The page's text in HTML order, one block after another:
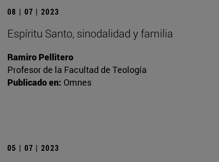
08 | 07 | 2023
Espíritu Santo, sinodalidad y familia
Ramiro Pellitero
Profesor de la Facultad de Teología
Publicado en: Omnes
05 | 07 | 2023